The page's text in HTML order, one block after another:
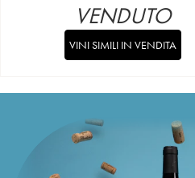
VENDUTO
VINI SIMILI IN VENDITA